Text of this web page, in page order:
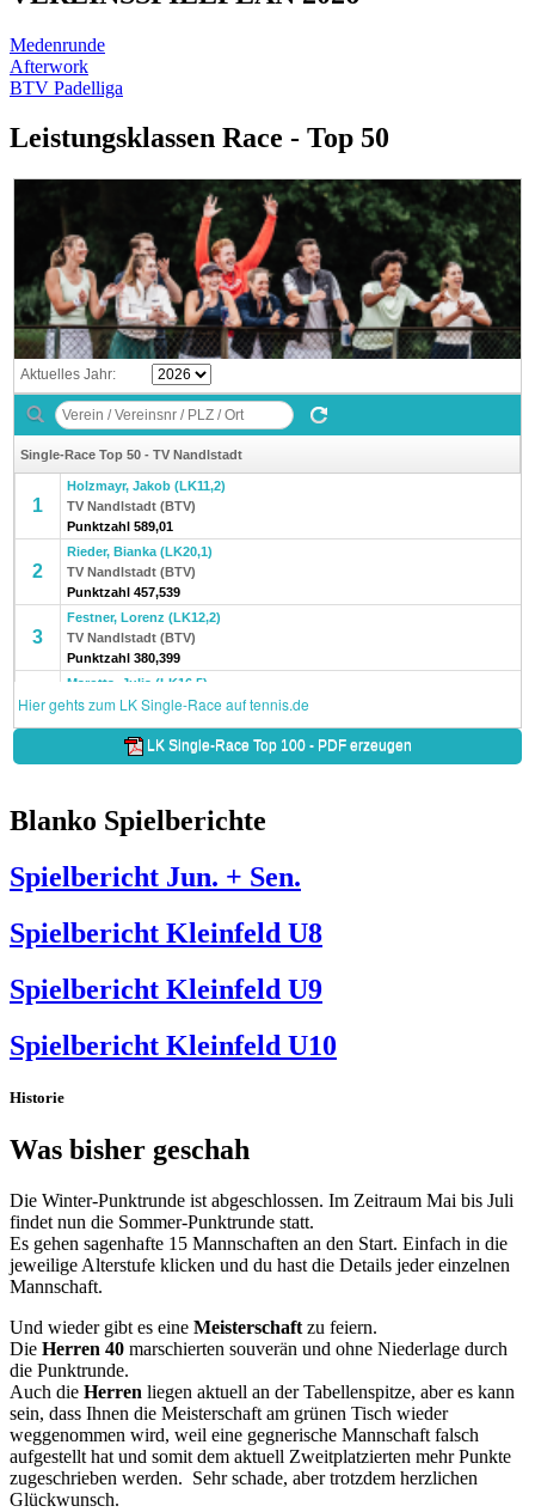
Medenrunde
Afterwork
BTV Padelliga
Leistungsklassen Race - Top 50
Blanko Spielberichte
Spielbericht Jun. + Sen.
Spielbericht Kleinfeld U8
Spielbericht Kleinfeld U9
Spielbericht Kleinfeld U10
Historie
Was bisher geschah
Die Winter-Punktrunde ist abgeschlossen. Im Zeitraum Mai bis Juli
findet nun die Sommer-Punktrunde statt.
Es gehen sagenhafte 15 Mannschaften an den Start. Einfach in die
jeweilige Alterstufe klicken und du hast die Details jeder einzelnen
Mannschaft.
Und wieder gibt es eine Meisterschaft zu feiern.
Die Herren 40 marschierten souverän und ohne Niederlage durch
die Punktrunde.
Auch die Herren liegen aktuell an der Tabellenspitze, aber es kann
sein, dass Ihnen die Meisterschaft am grünen Tisch wieder
weggenommen wird, weil eine gegnerische Mannschaft falsch
aufgestellt hat und somit dem aktuell Zweitplatzierten mehr Punkte
zugeschrieben werden. Sehr schade, aber trotzdem herzlichen
Glückwunsch.